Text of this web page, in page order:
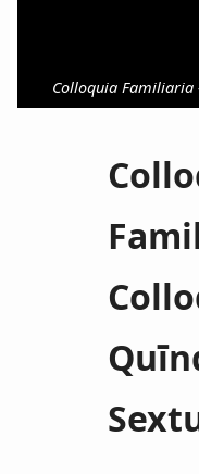
Colloquia Familiaria